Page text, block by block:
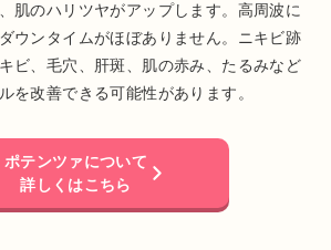
肌のハリツヤがアップします。高周波に
ウンタイムがほぼありません。ニキビ跡
ビ、毛穴、肝斑、肌の赤み、たるみなど
を改善できる可能性があります。
ポテンツァについて
詳しくはこちら